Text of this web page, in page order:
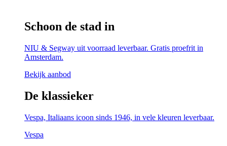
Schoon de stad in
NIU & Segway uit voorraad leverbaar. Gratis proefrit in
Amsterdam.
Bekijk aanbod
De klassieker
Vespa, Italiaans icoon sinds 1946, in vele kleuren leverbaar.
Vespa